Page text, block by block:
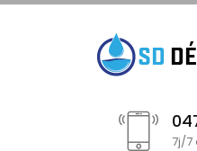
7j/7